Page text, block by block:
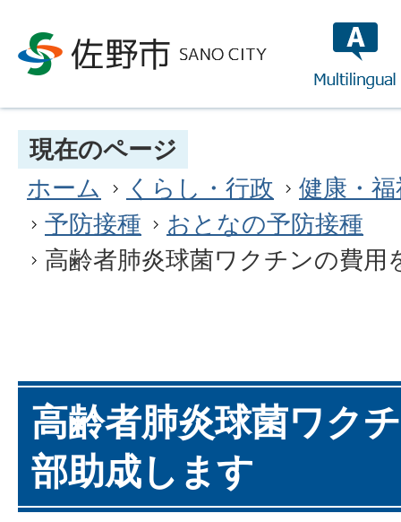
現在のページ
ホーム
くらし・行政
健康・
予防接種
おとなの予防接種
高齢者肺炎球菌ワクチンの費用
高齢者肺炎球菌ワク
部助成します